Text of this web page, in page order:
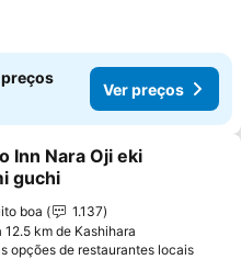
preços
Ver preços
aos favoritos
Inn Nara Oji eki
guchi
boa
1.137
12.5 km de Kashihara
opções de restaurantes locais